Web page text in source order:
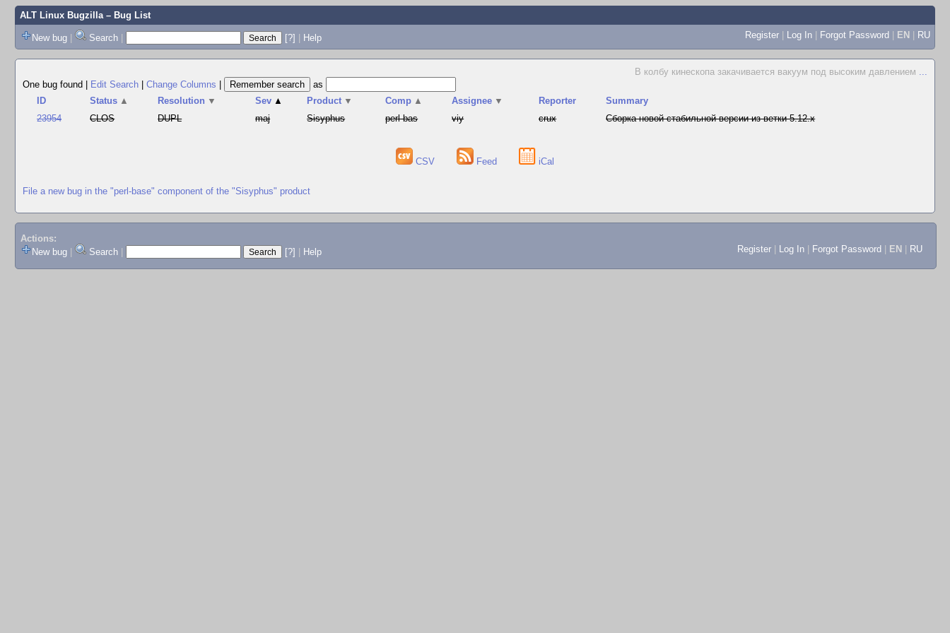
ALT Linux Bugzilla– Bug List
New bug | Search | [?] | Help Register | Log In | Forgot Password | EN | RU
В колбу кинескопа закачивается вакуум под высоким давлением ...
One bug found
Edit Search Change Columns
as
ID
Status ▲ Resolution ▼ Sev ▲ Product ▼ Comp ▲ Assignee ▼ Reporter
Summary
23954
CLOS DUPL maj Sisyphus perl-bas viy crux Сборка новой стабильной версии из ветки 5.12.x
CSV Feed iCal
File a new bug in the "perl-base" component of the "Sisyphus" product
Actions:
New bug
Search [?] Help Register Log In Forgot Password EN RU